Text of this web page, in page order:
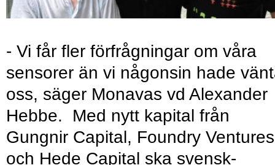
- Vi får fler förfrågningar om våra
sensorer än vi någonsin hade
oss, säger Monavas vd Alexander
Hebbe. Med nytt kapital från
Gungnir Capital, Foundry Ventures
och Hede Capital ska svensk-